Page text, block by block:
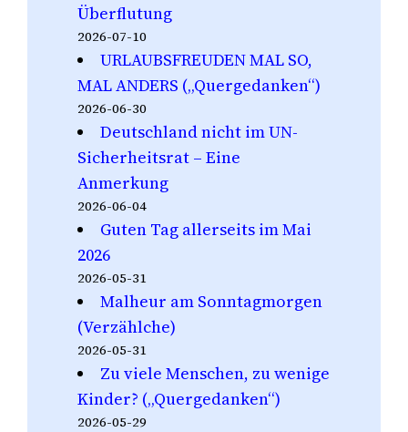
Überflutung
2026-07-10
URLAUBSFREUDEN MAL SO,
MAL ANDERS („Quergedanken“)
2026-06-30
Deutschland nicht im UN-
Sicherheitsrat – Eine
Anmerkung
2026-06-04
Guten Tag allerseits im Mai
2026
2026-05-31
Malheur am Sonntagmorgen
(Verzählche)
2026-05-31
Zu viele Menschen, zu wenige
Kinder? („Quergedanken“)
2026-05-29